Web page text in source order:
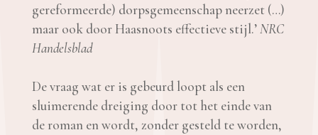
gereformeerde) dorpsgemeenschap neerzet (…)
maar ook door Haasnoots effectieve stijl.’NRC
Handelsblad
De vraag wat er is gebeurd loopt als een
sluimerende dreiging door tot het einde van
de roman en wordt, zonder gesteld te worden,